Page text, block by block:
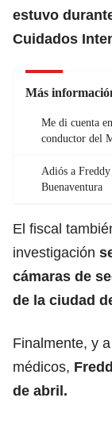
estuvo
Cuidados
Más
Me di cuenta
conductor del
Adiós a
Buenaventura
El fiscal
investigación
cámaras de
de la ciudad
Finalmente, y
médicos,
de abril.